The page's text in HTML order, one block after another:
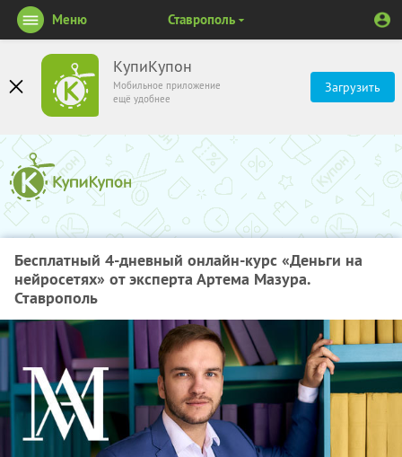
КупиКупон
Мобильное приложение
ещё удобнее
Загрузить
Меню Ставрополь
Бесплатный 4-дневный онлайн-курс «Деньги на
нейросетях» от эксперта Артема Мазура.
Ставрополь